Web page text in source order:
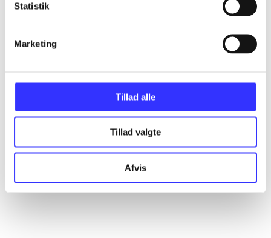
Statistik
Marketing
Tillad alle
Tillad valgte
Afvis
Artikler